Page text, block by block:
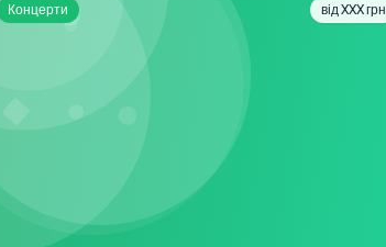
Концерти від XXX грн